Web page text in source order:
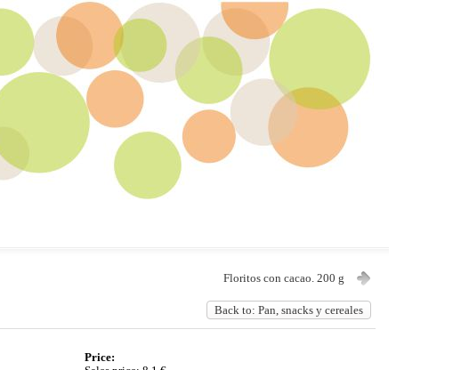
Floritos con cacao. 200 g
Back to: Pan, snacks y cereales
Price: